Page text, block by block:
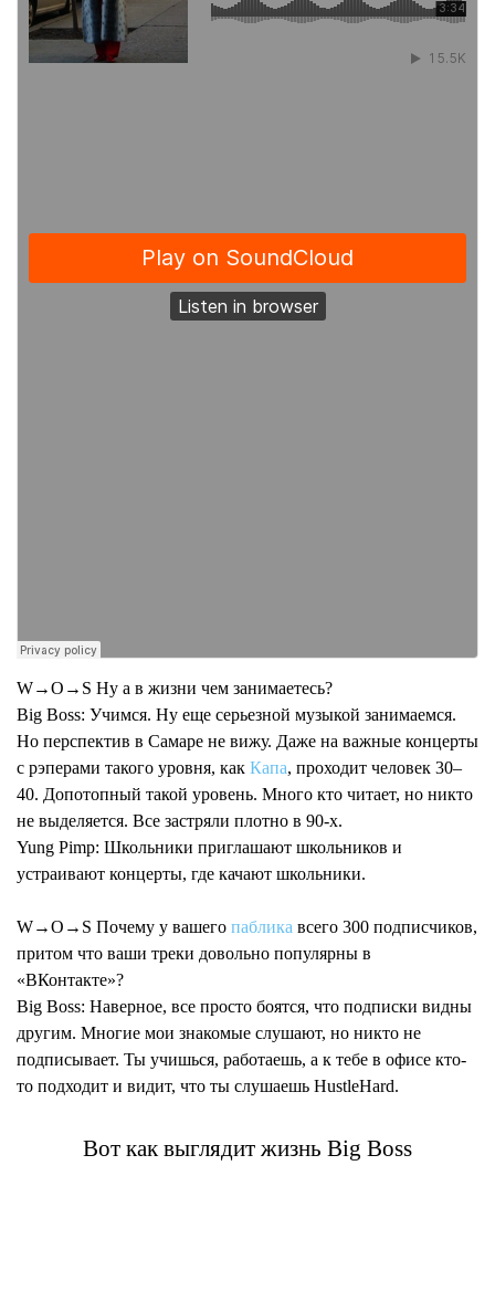
W→O→S Ну а в жизни чем занимаетесь?
Big Boss: Учимся. Ну еще серьезной музыкой занимаемся.
Но перспектив в Самаре не вижу. Даже на важные концерты
с рэперами такого уровня, как Капа, проходит человек 30–
40. Допотопный такой уровень. Много кто читает, но никто
не выделяется. Все застряли плотно в 90-х.
Yung Pimp: Школьники приглашают школьников и
устраивают концерты, где качают школьники.
W→O→S Почему у вашего паблика всего 300 подписчиков,
притом что ваши треки довольно популярны в
«ВКонтакте»?
Big Boss: Наверное, все просто боятся, что подписки видны
другим. Многие мои знакомые слушают, но никто не
подписывает. Ты учишься, работаешь, а к тебе в офисе кто-
то подходит и видит, что ты слушаешь HustleHard.
Вот как выглядит жизнь Big Boss